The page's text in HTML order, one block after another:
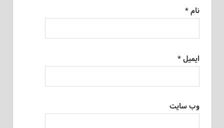
نام*
ایمیل*
وب‌ سایت